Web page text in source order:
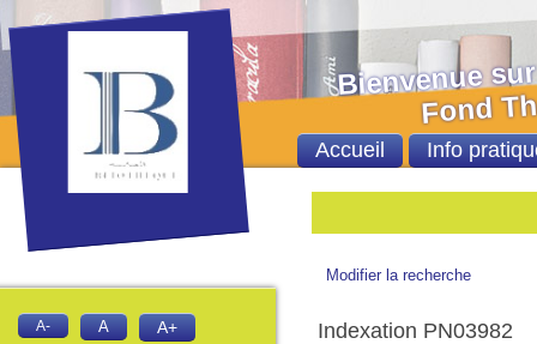
Modifier la recherche
Indexation PN03982
Bienvenue sur
Fond Thèses
Accueil Info
A- A A+